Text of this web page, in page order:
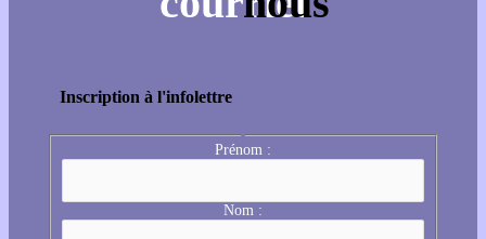
Inscription à l'infolettre
Prénom :
Nom :